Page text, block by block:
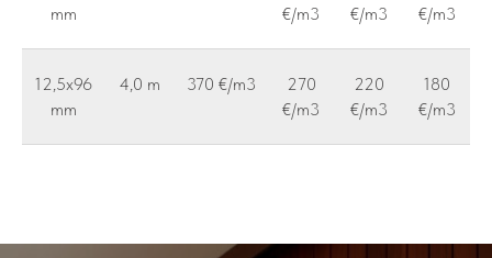
mm
€/m3
€/m3
€/m3
12,5x96
mm
4,0 m 370 €/m3
270
€/m3
220
€/m3
180
€/m3